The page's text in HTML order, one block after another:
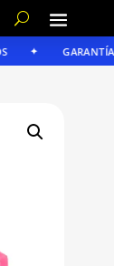
GARANTÍA